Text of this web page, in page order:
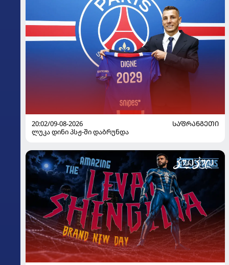
20:02/09-08-2026
ᲡᲐᲤᲠᲐᲜᲒᲔᲗᲘ
ლუკა დინი პსჟ-ში დაბრუნდა